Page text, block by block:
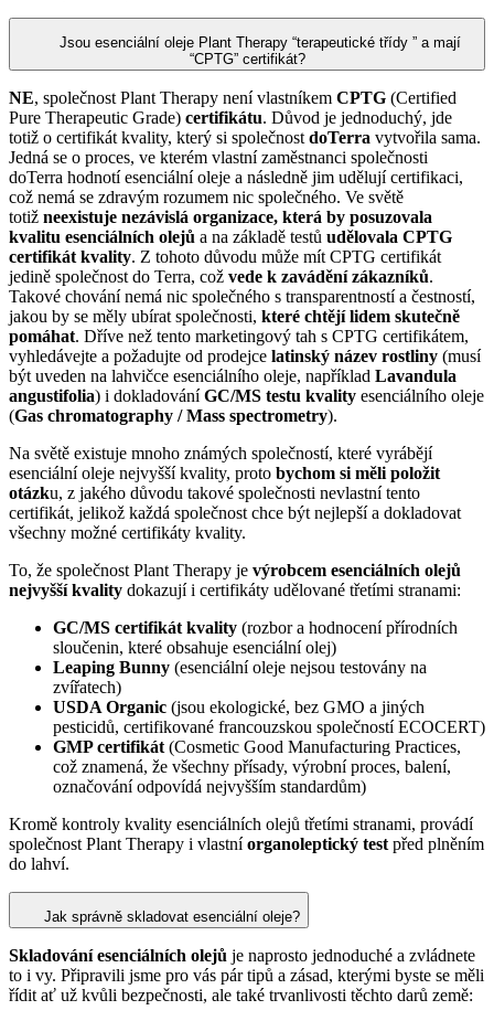
Jsou esenciální oleje Plant Therapy “terapeutické třídy ” a mají
“CPTG” certifikát?
NE, společnost Plant Therapy není vlastníkem CPTG (Certified
Pure Therapeutic Grade) certifikátu. Důvod je jednoduchý, jde
totiž o certifikát kvality, který si společnost doTerra vytvořila sama.
Jedná se o proces, ve kterém vlastní zaměstnanci společnosti
doTerra hodnotí esenciální oleje a následně jim udělují certifikaci,
což nemá se zdravým rozumem nic společného. Ve světě
totiž neexistuje nezávislá organizace, která by posuzovala
kvalitu esenciálních olejů a na základě testů udělovala CPTG
certifikát kvality. Z tohoto důvodu může mít CPTG certifikát
jedině společnost do Terra, což vede k zavádění zákazníků.
Takové chování nemá nic společného s transparentností a čestností,
jakou by se měly ubírat společnosti, které chtějí lidem skutečně
pomáhat. Dříve než tento marketingový tah s CPTG certifikátem,
vyhledávejte a požadujte od prodejce latinský název rostliny (musí
být uveden na lahvičce esenciálního oleje, například Lavandula
angustifolia) i dokladováníGC/MS testu kvality esenciálního oleje
(Gas chromatography / Mass spectrometry).
Na světě existuje mnoho známých společností, které vyrábějí
esenciální oleje nejvyšší kvality, proto bychom si měli položit
otázku, z jakého důvodu takové společnosti nevlastní tento
certifikát, jelikož každá společnost chce být nejlepší a dokladovat
všechny možné certifikáty kvality.
To, že společnost Plant Therapy je výrobcem esenciálních olejů
nejvyšší kvality dokazují i certifikáty udělované třetími stranami:
GC/MS certifikát kvality (rozbor a hodnocení přírodních
sloučenin, které obsahuje esenciální olej)
Leaping Bunny (esenciální oleje nejsou testovány na
zvířatech)
USDA Organic (jsou ekologické, bez GMO a jiných
pesticidů, certifikované francouzskou společností ECOCERT)
GMP certifikát (Cosmetic Good Manufacturing Practices,
což znamená, že všechny přísady, výrobní proces, balení,
označování odpovídá nejvyšším standardům)
Kromě kontroly kvality esenciálních olejů třetími stranami, provádí
společnost Plant Therapy i vlastníorganoleptický test před plněním
do lahví.
Jak správně skladovat esenciální oleje?
Skladování esenciálních olejů je naprosto jednoduché a zvládnete
to i vy. Připravili jsme pro vás pár tipů a zásad, kterými byste se měli
řídit ať už kvůli bezpečnosti, ale také trvanlivosti těchto darů země: